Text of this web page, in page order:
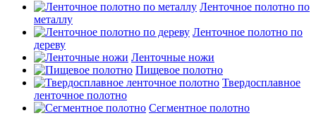
Ленточное полотно по
металлу
Ленточное полотно по
дереву
Ленточные ножи
Пищевое полотно
Твердосплавное
ленточное полотно
Сегментное полотно